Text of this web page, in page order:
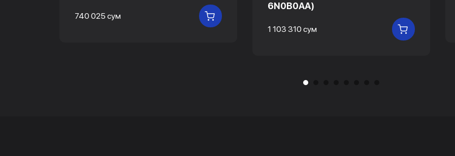
740 025 сум В КОРЗИНУ
6N0B0AA)
1 103 310 сум В КОРЗИНУ